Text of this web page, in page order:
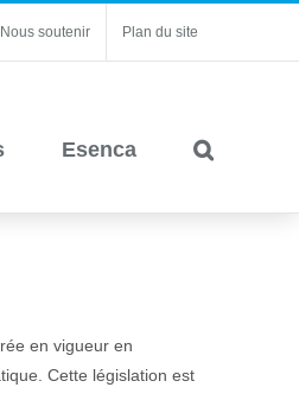
Nous soutenir Plan du site
Esenca
en vigueur en
Cette législation est